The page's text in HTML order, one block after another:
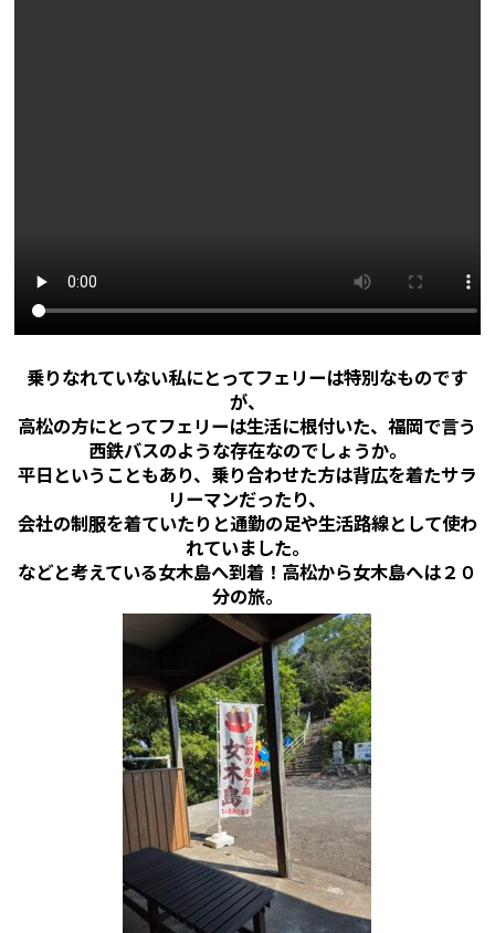
乗りなれていない私にとってフェリーは特別なものです
が、
高松の方にとってフェリーは生活に根付いた、福岡で言う
西鉄バスのような存在なのでしょうか。
平日ということもあり、乗り合わせた方は背広を着たサラ
リーマンだったり、
会社の制服を着ていたりと通勤の足や生活路線として使わ
れていました。
などと考えている女木島へ到着！高松から女木島へは２０
分の旅。